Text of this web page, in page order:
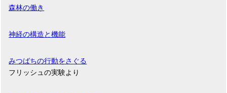
森林の働き
神経の構造と機能
みつばちの行動をさぐる
フリッシュの実験より